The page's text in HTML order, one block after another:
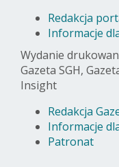
Redakcja
Informacje
Wydanie
Gazeta SGH,
Insight
Redakcja
Informacje
Patronat